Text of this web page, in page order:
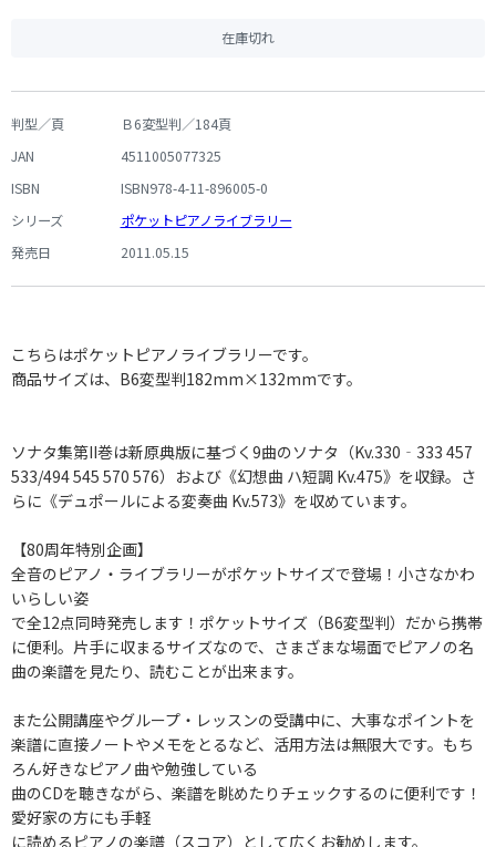
在庫切れ
判型／頁
Ｂ6変型判／184頁
JAN
4511005077325
ISBN
ISBN978-4-11-896005-0
シリーズ
ポケットピアノライブラリー
発売日
2011.05.15
こちらはポケットピアノライブラリーです。
商品サイズは、B6変型判182mm×132mmです。
ソナタ集第II巻は新原典版に基づく9曲のソナタ（Kv.330‐333 457
533/494 545 570 576）および《幻想曲 ハ短調 Kv.475》を収録。さ
らに《デュポールによる変奏曲 Kv.573》を収めています。
【80周年特別企画】
全音のピアノ・ライブラリーがポケットサイズで登場！小さなかわ
いらしい姿
で全12点同時発売します！ポケットサイズ（B6変型判）だから携帯
に便利。片手に収まるサイズなので、さまざまな場面でピアノの名
曲の楽譜を見たり、読むことが出来ます。
また公開講座やグループ・レッスンの受講中に、大事なポイントを
楽譜に直接ノートやメモをとるなど、活用方法は無限大です。もち
ろん好きなピアノ曲や勉強している
曲のCDを聴きながら、楽譜を眺めたりチェックするのに便利です！
愛好家の方にも手軽
に読めるピアノの楽譜（スコア）として広くお勧めします。